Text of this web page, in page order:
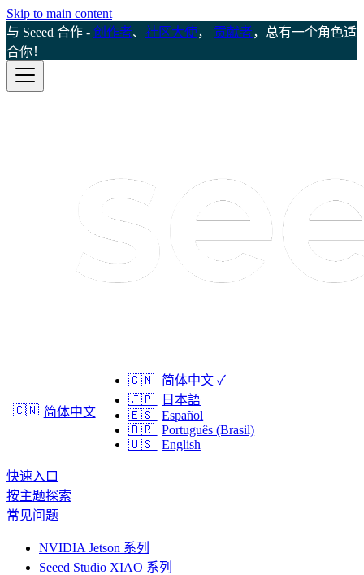
Skip to main content
与 Seeed 合作 - 创作者、 社区大使， 贡献者，总有一个角色适
合你！
🇨🇳 简体中文
🇨🇳 简体中文 ✓
🇯🇵
日本語
🇪🇸 Español
🇧🇷 Português (Brasil)
🇺🇸 English
快速入口
按主题探索
常见问题
NVIDIA Jetson 系列
Seeed Studio XIAO 系列